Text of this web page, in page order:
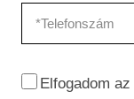
Elfogadom az